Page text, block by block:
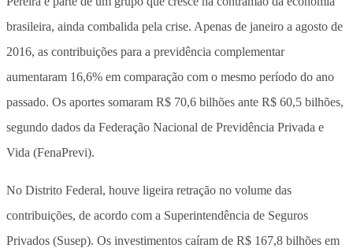
brasileira, ainda combalida pela crise. Apenas de janeiro a agosto de
2016, as contribuições para a previdência complementar
aumentaram 16,6% em comparação com o mesmo período do ano
passado. Os aportes somaram R$ 70,6 bilhões ante R$ 60,5 bilhões,
segundo dados da Federação Nacional de Previdência Privada e
Vida (FenaPrevi).
No Distrito Federal, houve ligeira retração no volume das
contribuições, de acordo com a Superintendência de Seguros
Privados (Susep). Os investimentos caíram de R$ 167,8 bilhões em